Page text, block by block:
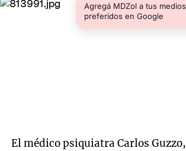
Agregá MDZol a tus medios
preferidos en Google
El médico psiquiatra Carlos